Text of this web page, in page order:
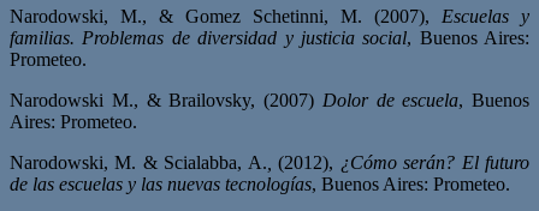
Narodowski, M., & Gomez Schetinni, M. (2007), Escuelas y
familias. Problemas de diversidad y justicia social, Buenos Aires:
Prometeo.
Narodowski M., & Brailovsky, (2007) Dolor de escuela, Buenos
Aires: Prometeo.
Narodowski, M. & Scialabba, A. (2012), ¿Cómo serán? El futuro
de las escuelas y las nuevas tecnologías, Buenos Aires: Prometeo.